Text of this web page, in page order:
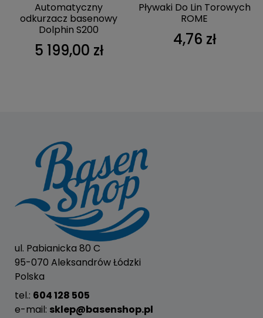
Automatyczny
odkurzacz basenowy
Dolphin S200
5 199,00 zł
Pływaki Do Lin Torowych
ROME
4,76 zł
ul. Pabianicka 80 C
95-070 Aleksandrów Łódzki
Polska
tel.: 604 128 505
e-mail: sklep@basenshop.pl